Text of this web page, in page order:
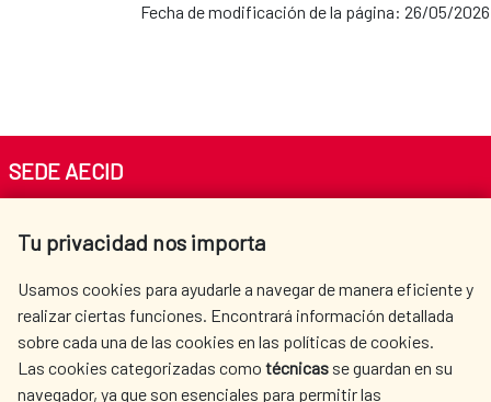
Fecha de modificación de la página: 26/05/2026
Tu privacidad nos importa
Usamos cookies para ayudarle a navegar de manera eficiente y
realizar ciertas funciones. Encontrará información detallada
sobre cada una de las cookies en las políticas de cookies.
Las cookies categorizadas como técnicas se guardan en su
navegador, ya que son esenciales para permitir las
SEDE AECID
Tel. +34 900 20 30 54​​​​​​​
AECID
WHERE DO WE COOPERATE?
SPANISH HUMANITARIAN
PRESS ROOM